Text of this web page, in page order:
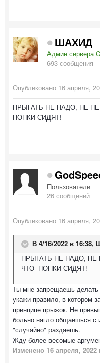
ШАХИД
Админ сервера
693 сообщения
Опубликовано 16 апреля,
ПРЫГАТЬ НЕ НАДО, НЕ
ПОПКИ СИДЯТ!
Пользователи
26 сообщений
Опубликовано 16 апреля,
В 4/16/2022 в 16:38,
ПРЫГАТЬ НЕ НАДО,
ЧТО ПОПКИ СИДЯТ!
Ты мне запрещаешь
укажи правило, в котором
принципе прыжок. Не
больно нагло общаешься с
"случайно" раздаешь.
Жду более весомые
Изменено 16 апреля, 2022